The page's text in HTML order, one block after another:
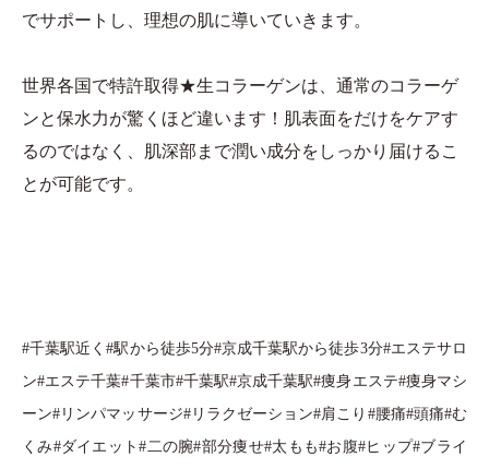
でサポートし、理想の肌に導いていきます。
世界各国で特許取得★生コラーゲンは、通常のコラーゲ
ンと保水力が驚くほど違います！肌表面をだけをケアす
るのではなく、肌深部まで潤い成分をしっかり届けるこ
とが可能です。
#千葉駅近く#駅から徒歩5分#京成千葉駅から徒歩3分#エステサロ
ン#エステ千葉#千葉市#千葉駅#京成千葉駅#痩身エステ#痩身マシ
ーン#リンパマッサージ#リラクゼーション#肩こり#腰痛#頭痛#む
くみ#ダイエット#二の腕#部分痩せ#太もも#お腹#ヒップ#ブライ